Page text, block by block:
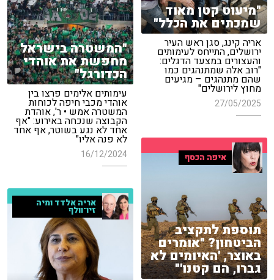
"מיעוט קטן מאוד
שמכתים את הכלל"
אריה קינג, סגן ראש העיר
ירושלים, התייחס לעימותים
והעצורים במצעד הדגלים:
"רוב אלה שמתנהגים כמו
שהם מתנהגים – מגיעים
מחוץ לירושלים"
27/05/2025
"המשטרה בישראל
מחפשת את אוהדי
הכדורגל"
עימותים אלימים פרצו בין
אוהדי מכבי חיפה לכוחות
המשטרה אמש • ר', אוהדת
הקבוצה שנכחה באירוע: "אף
אחד לא נגע בשוטר, אף אחד
לא פנה אליו"
16/12/2024 איפה הכסף
תוספת לתקציב
הביטחון? "אומרים
באוצר, 'האיומים לא
גברו, הם קטנו'"
אריה אלדד ומיה
זיו־וולף